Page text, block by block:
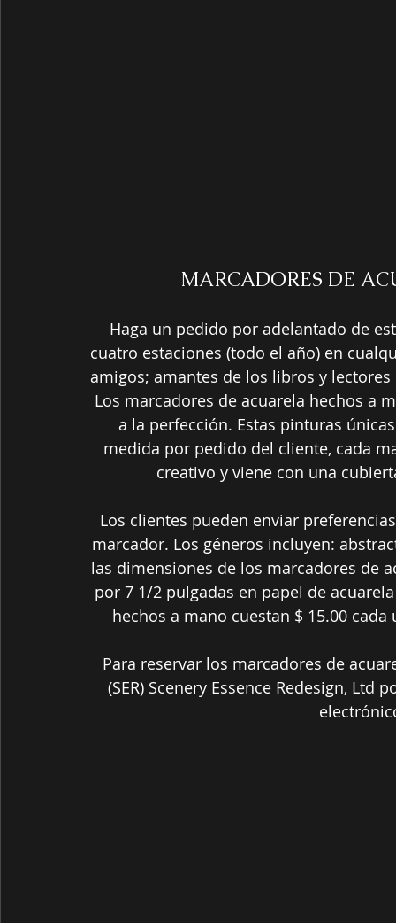
MARCADORES DE
Haga un pedido por adelantado de
cuatro estaciones (todo el año) en
amigos; amantes de los libros y lectores
Los marcadores de acuarela hechos a
a la perfección. Estas pinturas
medida por pedido del cliente, cada
creativo y viene con una
Los clientes pueden enviar
marcador. Los géneros incluyen:
las dimensiones de los marcadores de
por 7 1/2 pulgadas en papel de
hechos a mano cuestan $ 15.00
Para reservar los marcadores de
(SER) Scenery Essence Redesign,